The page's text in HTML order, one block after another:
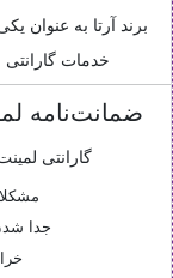
برند آرتا به عنوان
خدمات
ضمانت‌نامه
گارانتی
جدا